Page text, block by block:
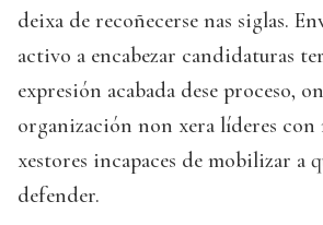
deixa de recoñecerse nas siglas.
activo a encabezar candidaturas
expresión acabada dese proceso,
organización non xera líderes con
xestores incapaces de mobilizar a
defender.